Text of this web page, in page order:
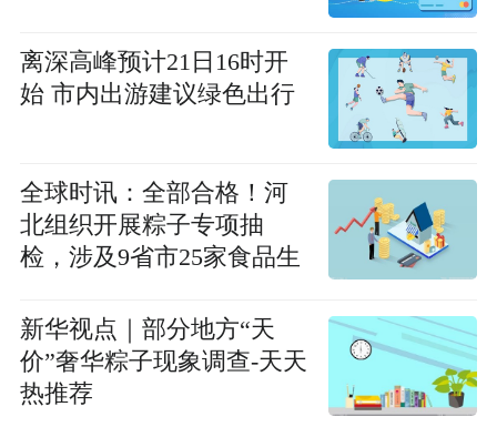
离深高峰预计21日16时开
始 市内出游建议绿色出行
全球时讯：全部合格！河
北组织开展粽子专项抽
检，涉及9省市25家食品生
新华视点｜部分地方“天
价”奢华粽子现象调查-天天
热推荐